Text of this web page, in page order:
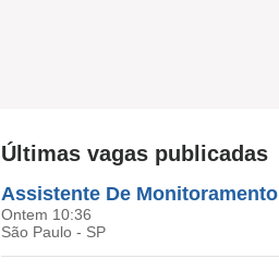
Últimas vagas publicadas
Assistente De Monitoramento
Ontem 10:36
São Paulo - SP